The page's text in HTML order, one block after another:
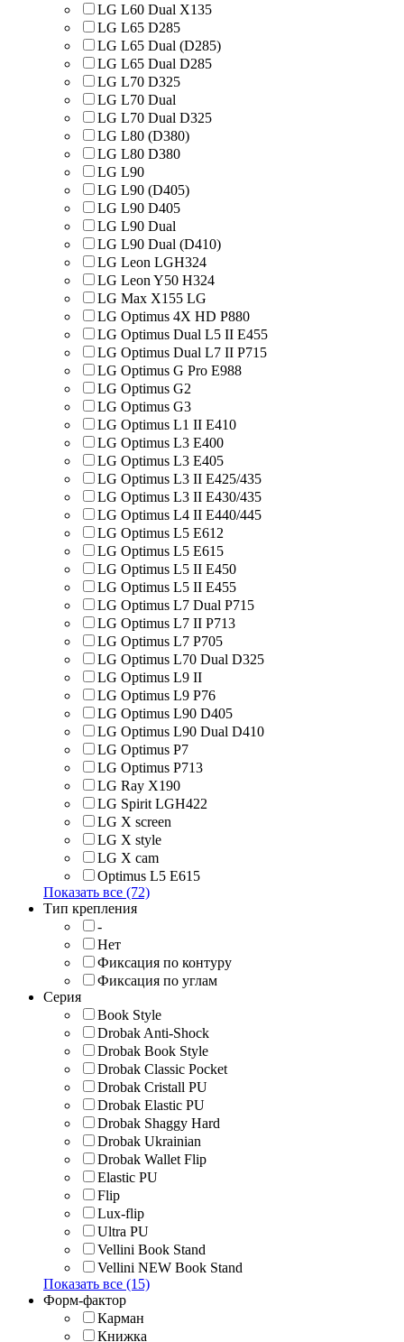
LG L60 Dual X135
LG L65 D285
LG L65 Dual (D285)
LG L65 Dual D285
LG L70 D325
LG L70 Dual
LG L70 Dual D325
LG L80 (D380)
LG L80 D380
LG L90
LG L90 (D405)
LG L90 D405
LG L90 Dual
LG L90 Dual (D410)
LG Leon LGH324
LG Leon Y50 H324
LG Max X155 LG
LG Optimus 4X HD P880
LG Optimus Dual L5 II E455
LG Optimus Dual L7 II P715
LG Optimus G Pro E988
LG Optimus G2
LG Optimus G3
LG Optimus L1 II E410
LG Optimus L3 E400
LG Optimus L3 E405
LG Optimus L3 II E425/435
LG Optimus L3 II E430/435
LG Optimus L4 II E440/445
LG Optimus L5 E612
LG Optimus L5 E615
LG Optimus L5 II E450
LG Optimus L5 II E455
LG Optimus L7 Dual P715
LG Optimus L7 II P713
LG Optimus L7 P705
LG Optimus L70 Dual D325
LG Optimus L9 II
LG Optimus L9 P76
LG Optimus L90 D405
LG Optimus L90 Dual D410
LG Optimus P7
LG Optimus P713
LG Ray X190
LG Spirit LGH422
LG X screen
LG X style
LG Х cam
Optimus L5 E615
Показать все (72)
Тип крепления
-
Нет
Фиксация по контуру
Фиксация по углам
Серия
Book Style
Drobak Anti-Shock
Drobak Book Style
Drobak Classic Pocket
Drobak Cristall PU
Drobak Elastic PU
Drobak Shaggy Hard
Drobak Ukrainian
Drobak Wallet Flip
Elastic PU
Flip
Lux-flip
Ultra PU
Vellini Book Stand
Vellini NEW Book Stand
Показать все (15)
Форм-фактор
Карман
Книжка